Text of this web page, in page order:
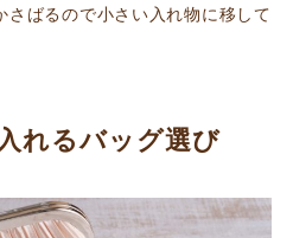
さばるので小さい入れ物に移して
れるバッグ選び